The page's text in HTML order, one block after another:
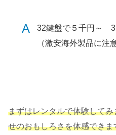
A
32鍵盤で５千円～
（激安海外製品に注
まずはレンタルで体験して
せのおもしろさを体感できま